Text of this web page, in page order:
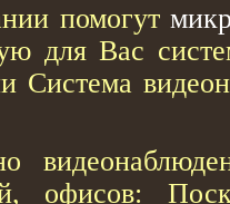
помогут
для Вас
Система
офисов: